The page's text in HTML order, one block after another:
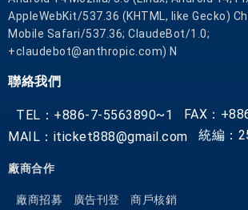
AppleWebKit/537.36 (KHTML, like Gecko)
Mobile Safari/537.36; ClaudeBot/1.0;
+claudebot@anthropic.com) N
聯絡我們
TEL：+886-7-5563890~1
FAX：
MAIL：iticket888@gmail.com
統編：
廠商合作
廠商招募 廣告刊登 商戶核銷